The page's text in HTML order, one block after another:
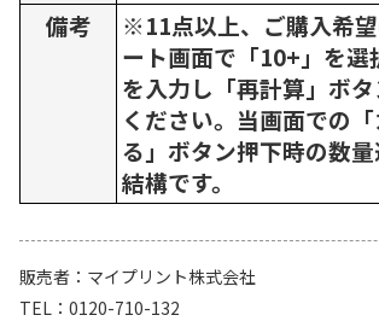
備考
※11点以上、ご購入希
ート画面で「10+」を選
を入力し「再計算」ボ
ください。当画面での
る」ボタン押下時の数
結構です。
販売者
マイプリント株式会社
TEL
0120-710-132